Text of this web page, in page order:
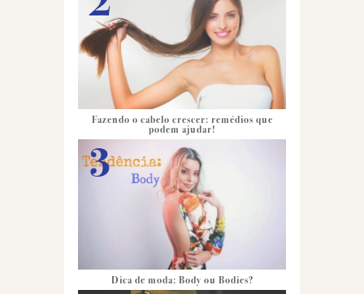
Fazendo o cabelo crescer: remédios que
podem ajudar!
Dica de moda: Body ou Bodies?